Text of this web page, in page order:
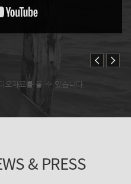
오자료를 볼 수 있습니다.
& PRESS